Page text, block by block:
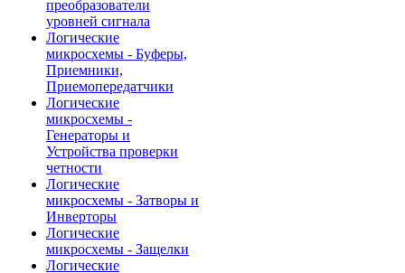
преобразователи
уровней сигнала
Логические
микросхемы - Буферы,
Приемники,
Приемопередатчики
Логические
микросхемы -
Генераторы и
Устройства проверки
четности
Логические
микросхемы - Затворы и
Инверторы
Логические
микросхемы - Защелки
Логические